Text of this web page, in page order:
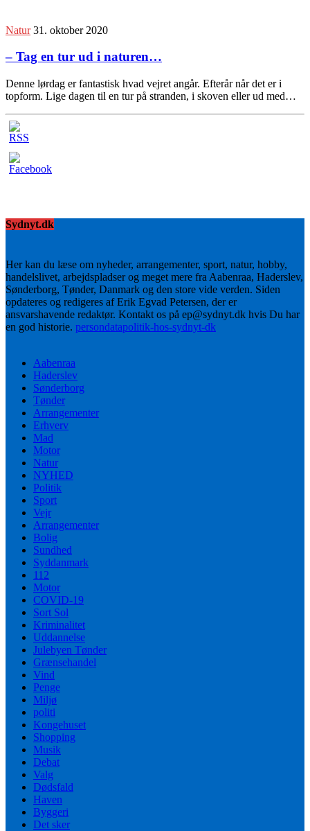
Natur 31. oktober 2020
– Tag en tur ud i naturen…
Denne lørdag er fantastisk hvad vejret angår. Efterår når det er i
topform. Lige dagen til en tur på stranden, i skoven eller ud med…
Sydnyt.dk
Her kan du læse om nyheder, arrangementer, sport, natur, hobby,
handelslivet, arbejdspladser og meget mere fra Aabenraa, Haderslev,
Sønderborg, Tønder, Danmark og den store vide verden. Siden
opdateres og redigeres af Erik Egvad Petersen, der er
ansvarshavende redaktør. Kontakt os på ep@sydnyt.dk hvis Du har
en god historie. persondatapolitik-hos-sydnyt-dk
Aabenraa
Haderslev
Sønderborg
Tønder
Arrangementer
Erhverv
Mad
Motor
Natur
NYHED
Politik
Sport
Vejr
Arrangementer
Bolig
Sundhed
Syddanmark
112
Motor
COVID-19
Sort Sol
Kriminalitet
Uddannelse
Julebyen Tønder
Grænsehandel
Vind
Penge
Miljø
politi
Kongehuset
Shopping
Musik
Debat
Valg
Dødsfald
Haven
Byggeri
Det sker